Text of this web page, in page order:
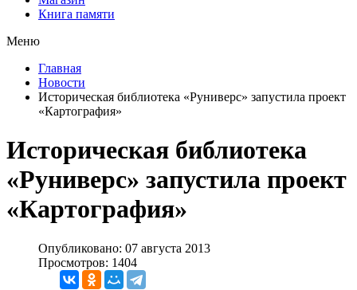
Книга памяти
Меню
Главная
Новости
Историческая библиотека «Руниверс» запустила проект
«Картография»
Историческая библиотека
«Руниверс» запустила проект
«Картография»
Опубликовано: 07 августа 2013
Просмотров: 1404